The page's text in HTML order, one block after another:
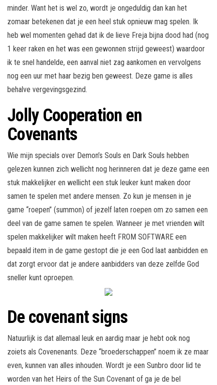
minder. Want het is wel zo, wordt je ongeduldig dan kan het
zomaar betekenen dat je een heel stuk opnieuw mag spelen. Ik
heb wel momenten gehad dat ik de lieve Freja bijna dood had (nog
1 keer raken en het was een gewonnen strijd geweest) waardoor
ik te snel handelde, een aanval niet zag aankomen en vervolgens
nog een uur met haar bezig ben geweest. Deze game is alles
behalve vergevingsgezind.
Jolly Cooperation en
Covenants
Wie mijn specials over Demon’s Souls en Dark Souls hebben
gelezen kunnen zich wellicht nog herinneren dat je deze game een
stuk makkelijker en wellicht een stuk leuker kunt maken door
samen te spelen met andere mensen. Zo kun je mensen in je
game “roepen” (summon) of jezelf laten roepen om zo samen een
deel van de game samen te spelen. Wanneer je met vrienden wilt
spelen makkelijker wilt maken heeft FROM SOFTWARE een
bepaald item in de game gestopt die je een God laat aanbidden en
dat zorgt ervoor dat je andere aanbidders van deze zelfde God
sneller kunt oproepen.
De covenant signs
Natuurlijk is dat allemaal leuk en aardig maar je hebt ook nog
zoiets als Covenenants. Deze “broederschappen” noem ik ze maar
even, kunnen van alles inhouden. Wordt je een Sunbro door lid te
worden van het Heirs of the Sun Covenant of ga je de bel